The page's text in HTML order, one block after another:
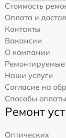
Стоимость
Оплата и
Контакты
Вакансии
О компании
Наши услуги
Согласие на
Способы оплаты
Ремонт
Оптических